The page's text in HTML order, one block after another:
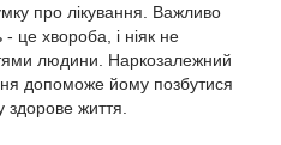
про лікування. Важливо
це хвороба, і ніяк не
людини. Наркозалежний
допоможе йому позбутися
здорове життя.